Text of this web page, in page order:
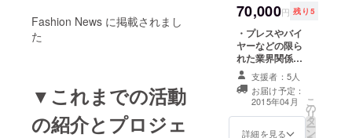
Fashion News に掲載されまし
た
▼これまでの活動
の紹介とプロジェ
掲載（2015年3
月16日から21日
の間で渋谷にて
開催） ・直筆の
お礼状
70,000円 残り5
・プレスやバイ
ヤーなどの限ら
れた業界関係者
しか座る事の出
来ない最前列に
てショーを観覧
出来る招待状
（2015年3月16
日から21日の間
支援者：5人
お届け予定：
2015年04月
詳細を見る
こ
の
リ
タ
ー
ン